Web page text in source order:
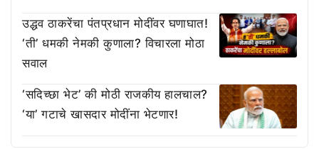
उद्धव ठाकरेंचा पंतप्रधान मोदींवर घणाघात!
‘ती’ धमकी नेमकी कुणाला? विचारला मोठा
सवाल
‘सदिच्छा भेट’ की मोठी राजकीय हालचाल?
‘या’ गटाचे खासदार मोदींना भेटणार!